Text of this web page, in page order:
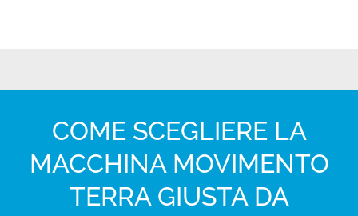
COME SCEGLIERE LA
MACCHINA MOVIMENTO
TERRA GIUSTA DA